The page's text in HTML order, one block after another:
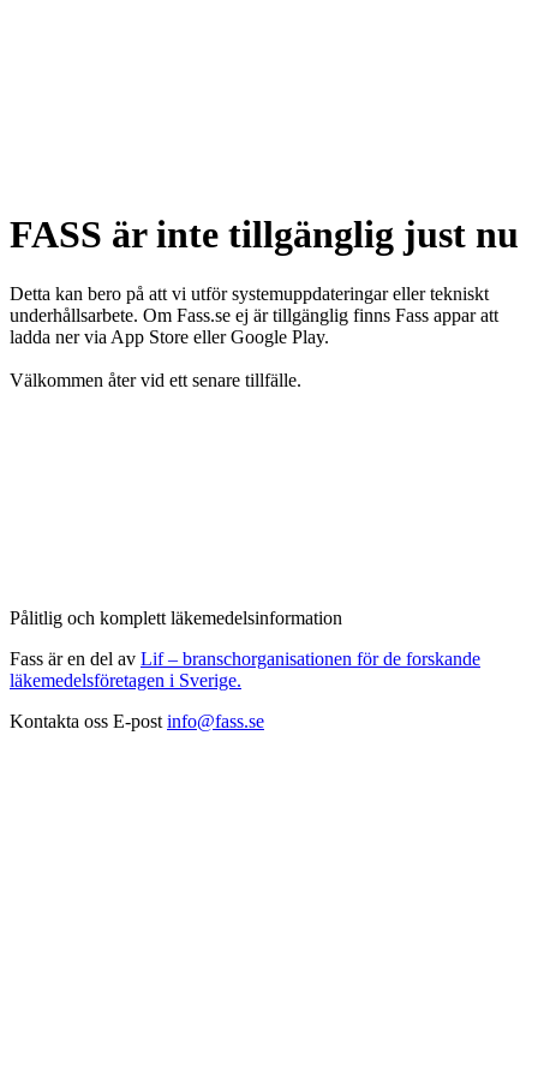
FASS är inte tillgänglig just nu
Detta kan bero på att vi utför systemuppdateringar eller tekniskt
underhållsarbete. Om Fass.se ej är tillgänglig finns Fass appar att
ladda ner via App Store eller Google Play.
Välkommen åter vid ett senare tillfälle.
Pålitlig och komplett läkemedelsinformation
Fass är en del av Lif – branschorganisationen för de forskande
läkemedelsföretagen i Sverige.
Kontakta oss E-post info@fass.se